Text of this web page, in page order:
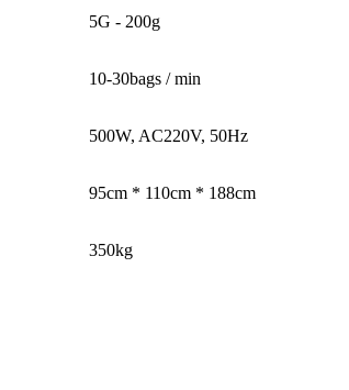
5G - 200g
10-30bags / min
500W, AC220V, 50Hz
95cm * 110cm * 188cm
350kg